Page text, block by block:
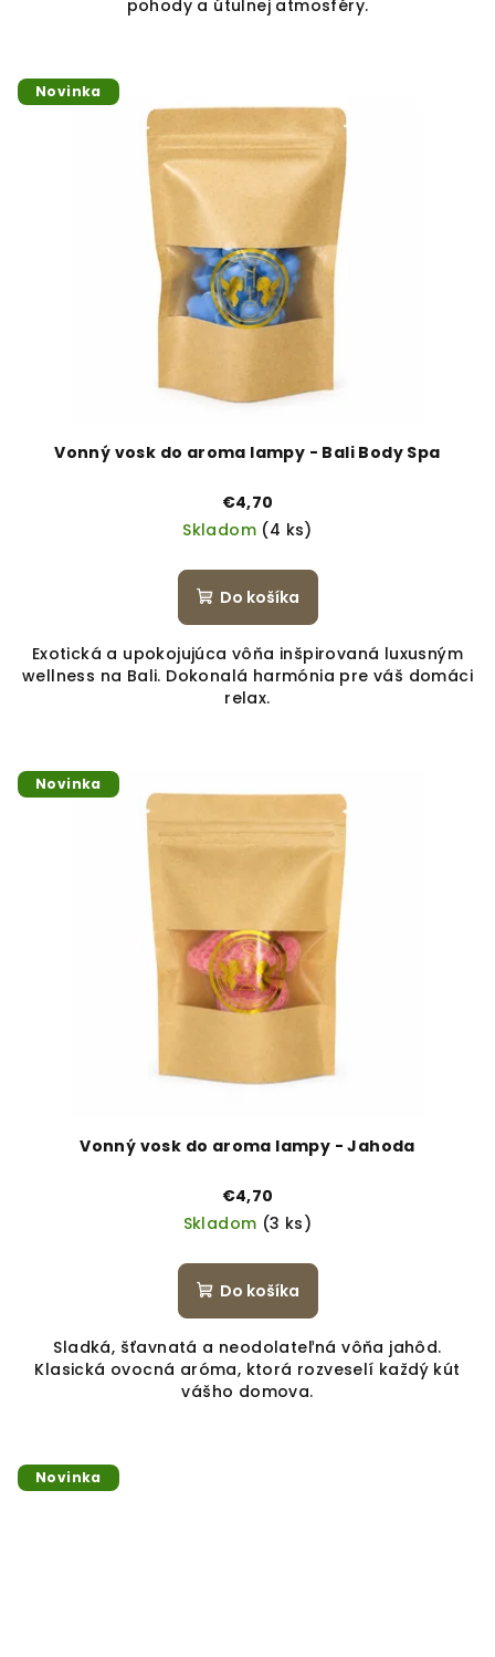
pohody a útulnej atmosféry.
Novinka
Vonný vosk do aroma lampy - Bali Body Spa
€4,70
Skladom (4 ks)
Do košíka
Exotická a upokojujúca vôňa inšpirovaná luxusným
wellness na Bali. Dokonalá harmónia pre váš domáci
relax.
Novinka
Vonný vosk do aroma lampy - Jahoda
€4,70
Skladom (3 ks)
Do košíka
Sladká, šťavnatá a neodolateľná vôňa jahôd.
Klasická ovocná aróma, ktorá rozveselí každý kút
vášho domova.
Novinka